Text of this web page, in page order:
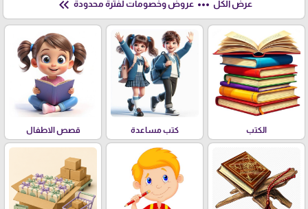
عرض الكل more_horiz عروض وخصومات لفترة محدودة keyboard_double_arrow_left
الكتب كتب مساعدة قصص الاطفال